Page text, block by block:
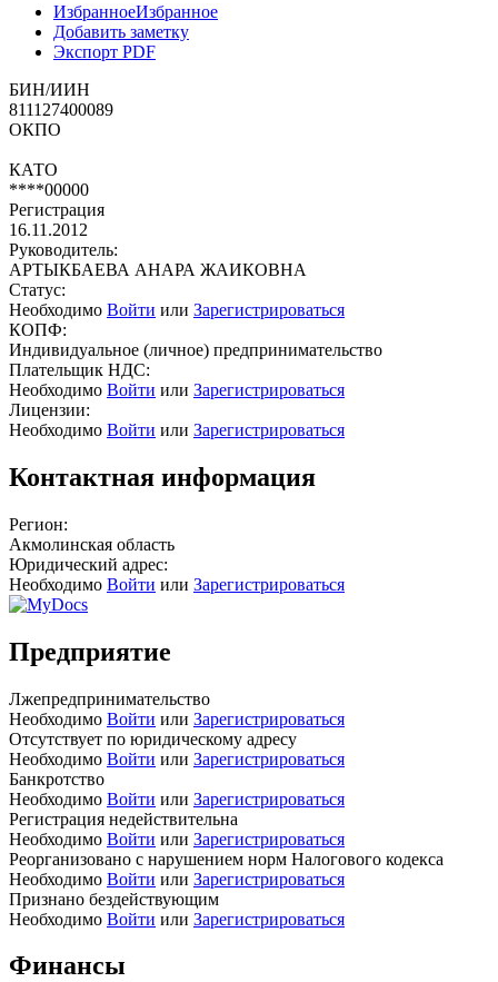
ИзбранноеИзбранное
Добавить заметку
Экспорт PDF
БИН/ИИН
811127400089
ОКПО
КАТО
****00000
Регистрация
16.11.2012
Руководитель:
АРТЫКБАЕВА АНАРА ЖАИКОВНА
Статус:
Необходимо Войти или Зарегистрироваться
КОПФ:
Индивидуальное (личное) предпринимательство
Плательщик НДС:
Необходимо Войти или Зарегистрироваться
Лицензии:
Необходимо Войти или Зарегистрироваться
Контактная информация
Регион:
Акмолинская область
Юридический адрес:
Необходимо Войти или Зарегистрироваться
Предприятие
Лжепредпринимательство
Необходимо Войти или Зарегистрироваться
Отсутствует по юридическому адресу
Необходимо Войти или Зарегистрироваться
Банкротство
Необходимо Войти или Зарегистрироваться
Регистрация недействительна
Необходимо Войти или Зарегистрироваться
Реорганизовано с нарушением норм Налогового кодекса
Необходимо Войти или Зарегистрироваться
Признано бездействующим
Необходимо Войти или Зарегистрироваться
Финансы